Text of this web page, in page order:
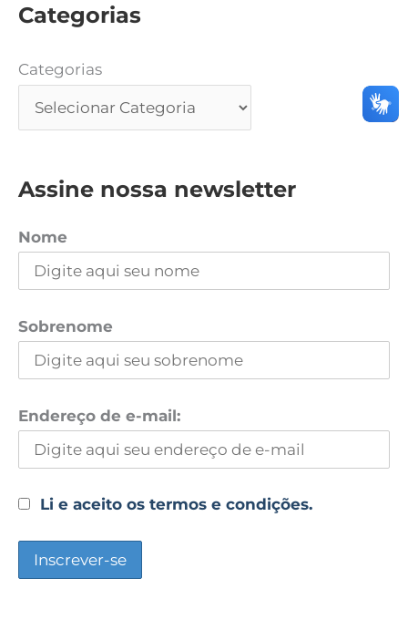
Categorias
Categorias
Assine nossa newsletter
Nome
Sobrenome
Endereço de e-mail:
Li e aceito os termos e condições.